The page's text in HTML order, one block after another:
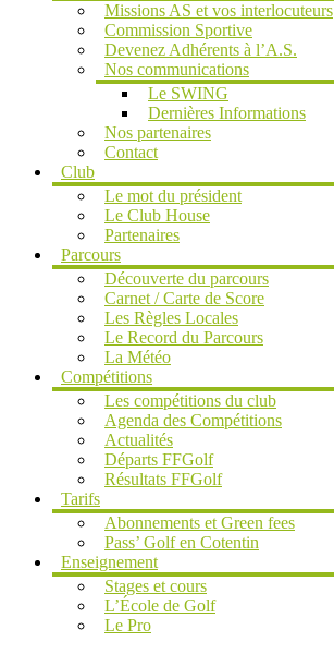
Missions AS et vos interlocuteurs
Commission Sportive
Devenez Adhérents à l’A.S.
Nos communications
Le SWING
Dernières Informations
Nos partenaires
Contact
Club
Le mot du président
Le Club House
Partenaires
Parcours
Découverte du parcours
Carnet / Carte de Score
Les Règles Locales
Le Record du Parcours
La Météo
Compétitions
Les compétitions du club
Agenda des Compétitions
Actualités
Départs FFGolf
Résultats FFGolf
Tarifs
Abonnements et Green fees
Pass’ Golf en Cotentin
Enseignement
Stages et cours
L’École de Golf
Le Pro